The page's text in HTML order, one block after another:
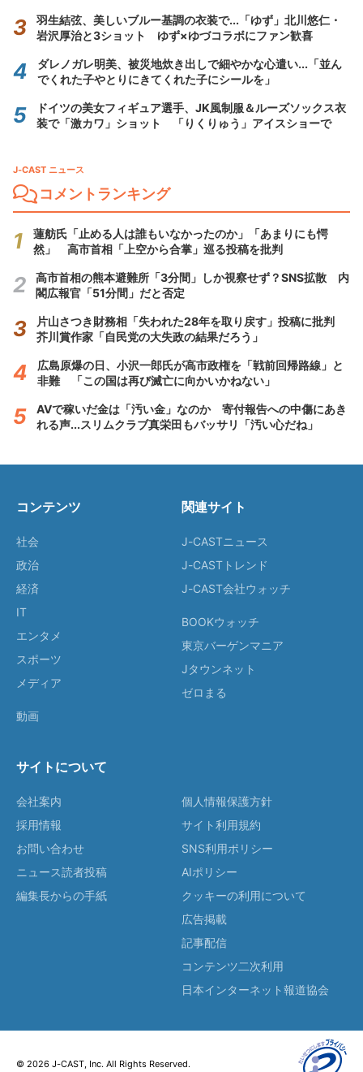
羽生結弦、美しいブルー基調の衣装で...「ゆず」北川悠仁・
岩沢厚治と3ショット ゆず×ゆづコラボにファン歓喜
ダレノガレ明美、被災地炊き出しで細やかな心遣い...「並ん
でくれた子やとりにきてくれた子にシールを」
ドイツの美女フィギュア選手、JK風制服＆ルーズソックス衣
装で「激カワ」ショット 「りくりゅう」アイスショーで
J-CAST ニュース
コメントランキング
蓮舫氏「止める人は誰もいなかったのか」「あまりにも愕
然」 高市首相「上空から合掌」巡る投稿を批判
高市首相の熊本避難所「3分間」しか視察せず？SNS拡散 内
閣広報官「51分間」だと否定
片山さつき財務相「失われた28年を取り戻す」投稿に批判
芥川賞作家「自民党の大失政の結果だろう」
広島原爆の日、小沢一郎氏が高市政権を「戦前回帰路線」と
非難 「この国は再び滅亡に向かいかねない」
AVで稼いだ金は「汚い金」なのか 寄付報告への中傷にあき
れる声...スリムクラブ真栄田もバッサリ「汚い心だね」
コンテンツ
社会
政治
経済
IT
エンタメ
スポーツ
メディア
動画
関連サイト
J-CASTニュース
J-CASTトレンド
J-CAST会社ウォッチ
BOOKウォッチ
東京バーゲンマニア
Jタウンネット
ゼロまる
サイトについて
会社案内
採用情報
お問い合わせ
ニュース読者投稿
編集長からの手紙
個人情報保護方針
サイト利用規約
SNS利用ポリシー
AIポリシー
クッキーの利用について
広告掲載
記事配信
コンテンツ二次利用
日本インターネット報道協会
© 2026 J-CAST, Inc. All Rights Reserved.